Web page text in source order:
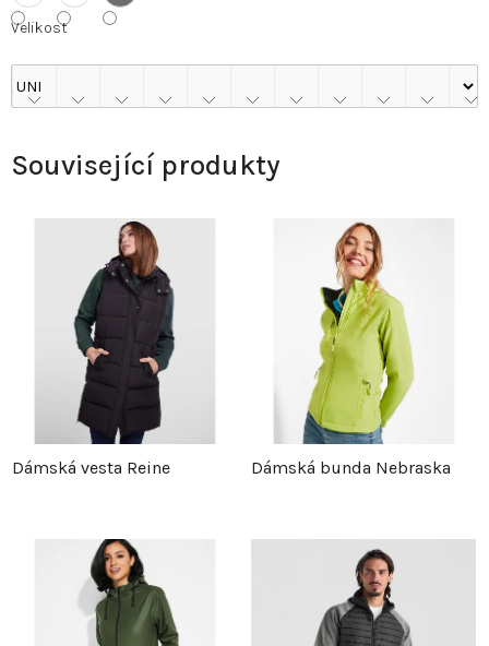
Velikost
Související produkty
Dámská vesta Reine Dámská bunda Nebraska